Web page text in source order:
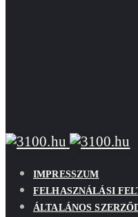
IMPRESSZUM
FELHASZNÁLÁSI
ÁLTALÁNOS